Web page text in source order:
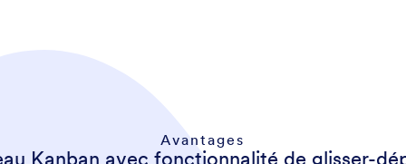
Avantages
Kanban avec fonctionnalité de glisser-